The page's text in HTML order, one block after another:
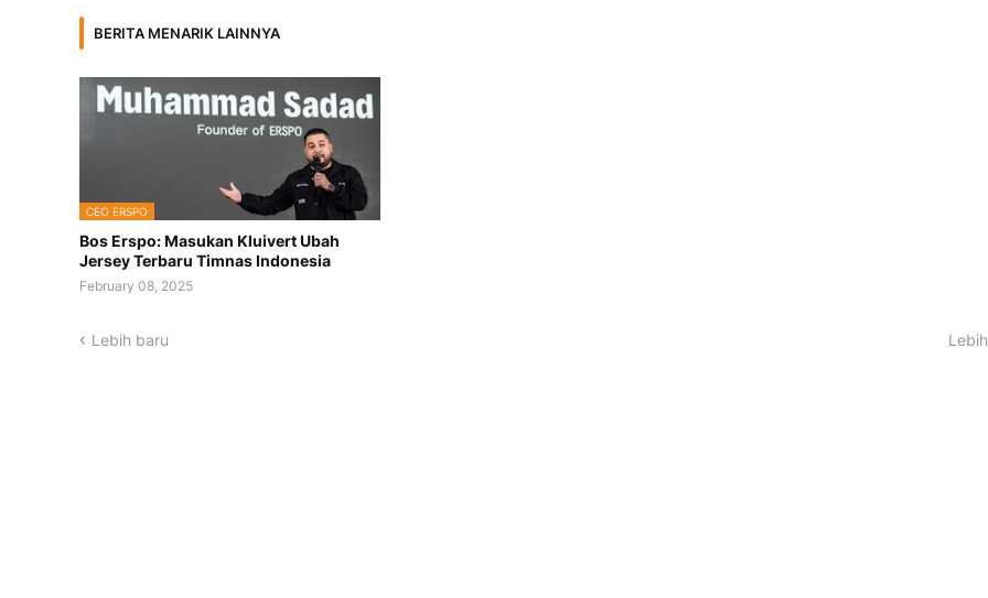
BERITA MENARIK LAINNYA
CEO ERSPO
Bos Erspo: Masukan Kluivert Ubah
Jersey Terbaru Timnas Indonesia
February 08, 2025
Lebih baru